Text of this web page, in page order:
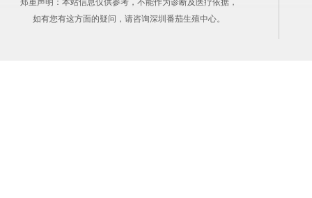
郑重声明：本站信息仅供参考，不能作为诊断及医疗依据，
如有您有这方面的疑问，请咨询深圳番茄生殖中心。